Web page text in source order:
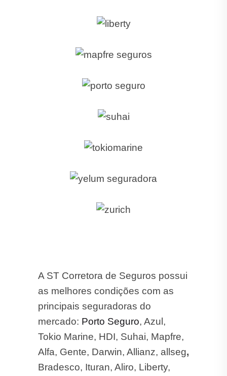
mercado:Porto Seguro, Azul,
Tokio Marine, HDI, Suhai, Mapfre,
Alfa, Gente, Darwin, Allianz, allseg
Bradesco, Ituran, Aliro, Liberty,
Sompo, Yelum e Zurich.
Aqui Você tem as Melhores
Condições nas Melhores